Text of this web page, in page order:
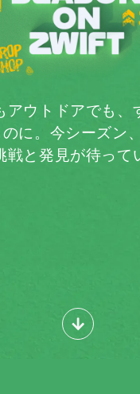
アウトドアでも、
のに。今シーズン
戦と発見が待って